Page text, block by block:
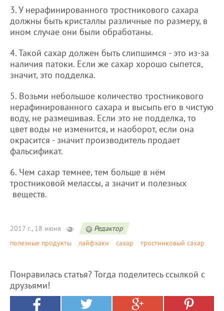
3. У нерафинированного тростникового сахара
должны быть кристаллы различные по размеру, в
ином случае они были обработаны.
4. Такой сахар должен быть слипшимся - это из-за
наличия патоки. Если же сахар хорошо сыпется,
значит, это подделка.
5. Возьми небольшое количество тростникового
нерафинированного сахара и высыпь его в чистую
воду, не размешивая. Если это не подделка, то
цвет воды не изменится, и наоборот, если она
окрасится - значит производитель продает
фальсификат.
6. Чем сахар темнее, тем больше в нём
тростниковой мелассы, а значит и полезных
веществ.
2017 г., 18 июня
Редактор
полезные продукты
лайфхаки сахар тростниковый сахар
Понравилась статья? Тогда поделитесь ссылкой с
друзьями!